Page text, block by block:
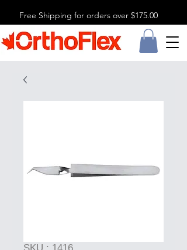
Free Shipping for orders over $175.00
SKU : 1416